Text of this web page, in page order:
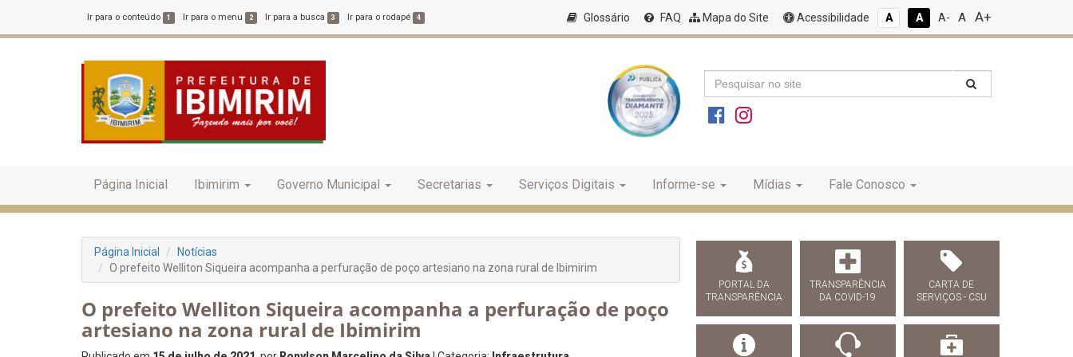
Ir para o conteúdo 1 Ir para o menu 2 Ir para a busca 3 Ir para o rodapé 4 Glossário FAQ Mapa do Site Acessibilidade A A A- A A+
Página Inicial Ibimirim Governo Municipal Secretarias Serviços Digitais Informe-se Mídias Fale Conosco
Página Inicial
Notícias
O prefeito Welliton Siqueira acompanha a perfuração de poço artesiano na zona rural de Ibimirim
O prefeito Welliton Siqueira acompanha a perfuração de poço
artesiano na zona rural de Ibimirim
PORTAL DA
TRANSPARÊNCIA
TRANSPARÊNCIA
DA COVID-19
CARTA DE
SERVIÇOS - CSU